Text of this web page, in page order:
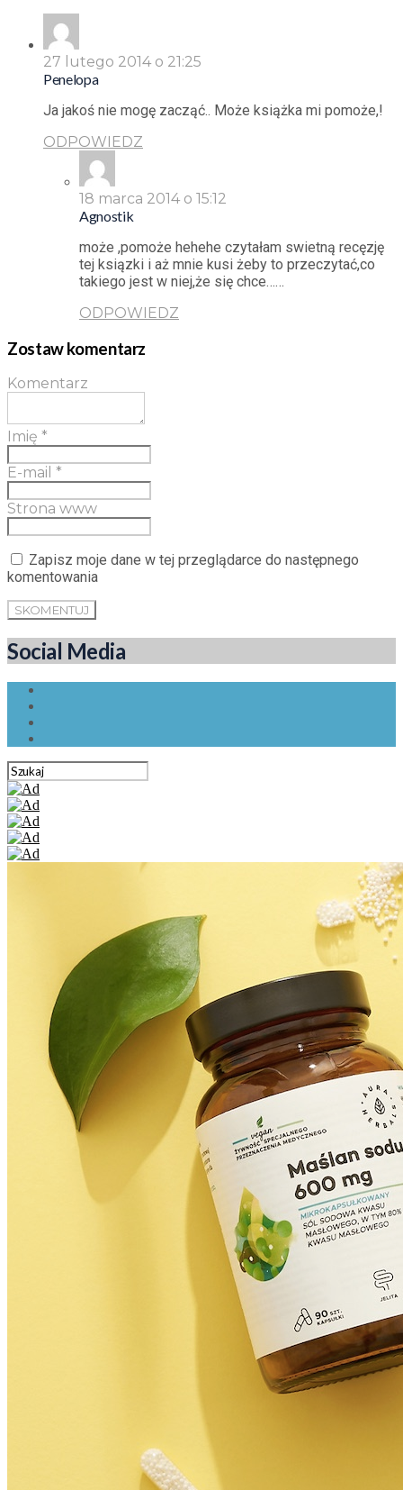
27 lutego 2014 o 21:25
Penelopa
Ja jakoś nie mogę zacząć.. Może książka mi pomoże,!
ODPOWIEDZ
18 marca 2014 o 15:12
Agnostik
może ,pomoże hehehe czytałam swietną recęzję
tej ksiązki i aż mnie kusi żeby to przeczytać,co
takiego jest w niej,że się chce……
ODPOWIEDZ
Zostaw komentarz
Komentarz
Imię *
E-mail *
Strona www
Zapisz moje dane w tej przeglądarce do następnego
komentowania
Social Media